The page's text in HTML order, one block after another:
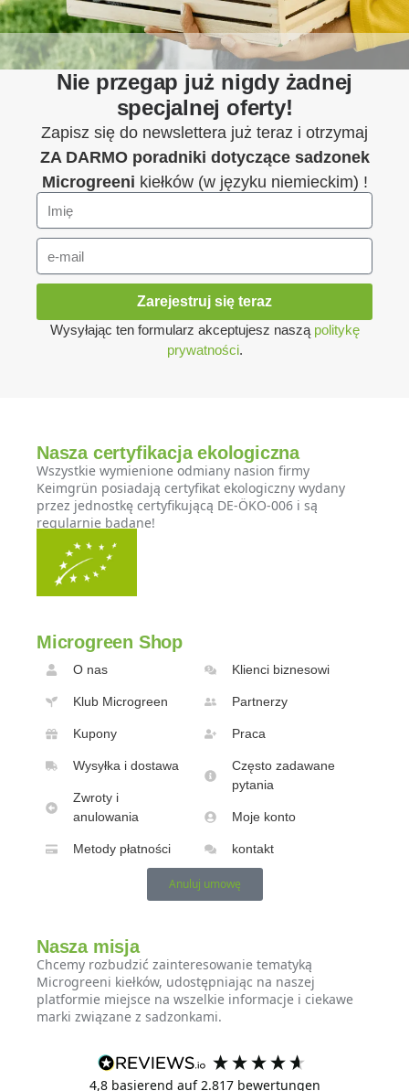
Nie przegap już nigdy żadnej
specjalnej oferty!
Zapisz się do newslettera już teraz i otrzymaj
ZA DARMO poradniki dotyczące sadzonek
Microgreeni kiełków (w języku niemieckim) !
Zarejestruj się teraz
Wysyłając ten formularz akceptujesz naszą politykę
prywatności.
Nasza certyfikacja ekologiczna
Wszystkie wymienione odmiany nasion firmy
Keimgrün posiadają certyfikat ekologiczny wydany
przez jednostkę certyfikującą DE-ÖKO-006 i są
regularnie badane!
Microgreen Shop
O nas
Klub Microgreen
Kupony
Wysyłka i dostawa
Zwroty i
anulowania
Metody płatności
Klienci biznesowi
Partnerzy
Praca
Często zadawane
pytania
Moje konto
kontakt
Anuluj umowę
Nasza misja
Chcemy rozbudzić zainteresowanie tematyką
Microgreeni kiełków, udostępniając na naszej
platformie miejsce na wszelkie informacje i ciekawe
marki związane z sadzonkami.
4,8 basierend auf2.817bewertungen